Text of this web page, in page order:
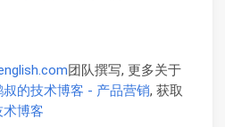
团队撰写, 更多关于
叔的技术博客 - 产品营销, 获取
术博客